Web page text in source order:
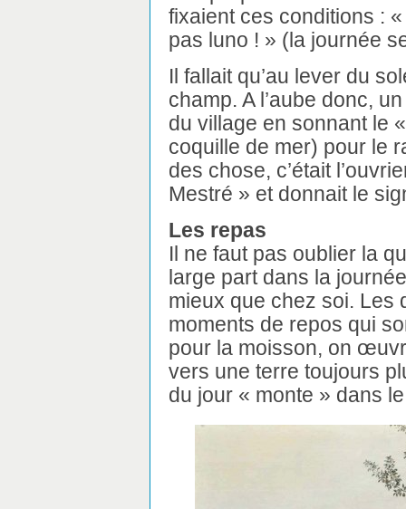
fixaient ces conditions :
pas luno ! » (la journée
Il fallait qu’au lever du
champ. A l’aube donc,
du village en sonnant le
coquille de mer) pour le
des chose, c’était
Mestré » et donnait le
Les repas
Il ne faut pas oublier la
large part dans la
mieux que chez soi. Les
moments de repos qui
pour la moisson, on
vers une terre toujours
du jour « monte » dans